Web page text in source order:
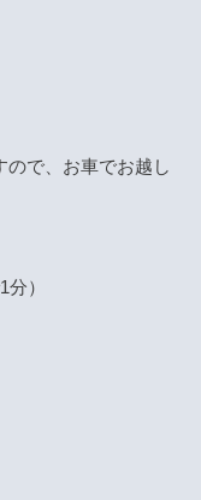
で、お車でお越し
）